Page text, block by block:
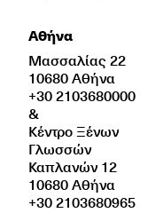
Αθήνα
Μασσαλίας 22
10680 Αθήνα
+30 2103680000
&
Κέντρο Ξένων
Γλωσσών
Καπλανών 12
10680 Αθήνα
+30 2103680965